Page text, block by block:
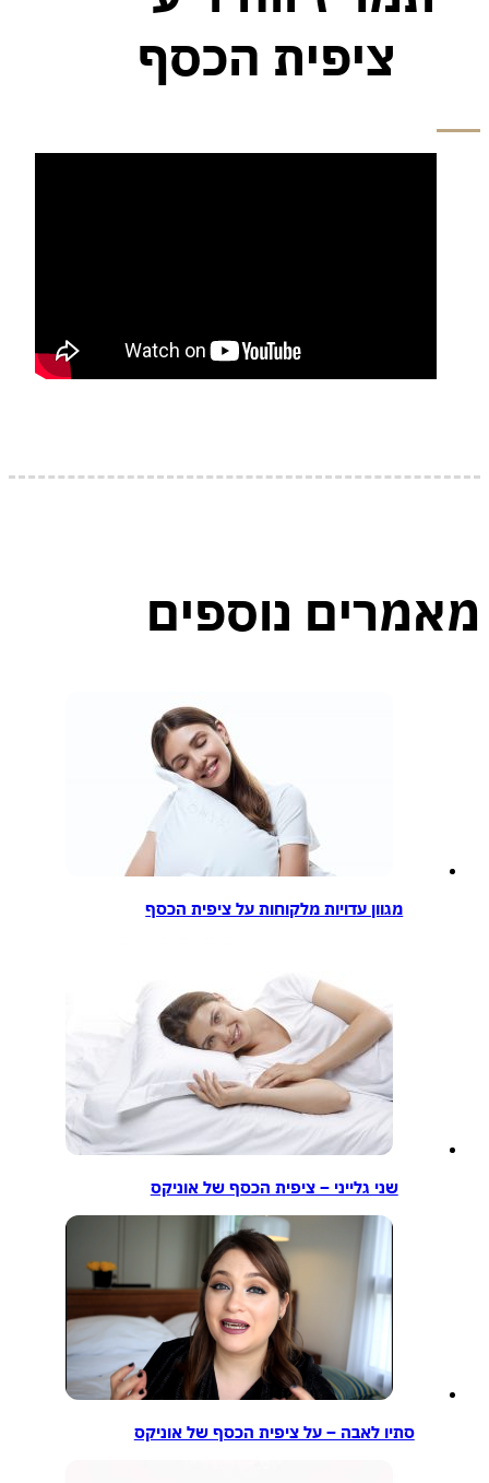
ציפית הכסף
נוספים
מגוון עדויות מלקוחות על ציפית הכסף
שני גלייני – ציפית הכסף של אוניקס
סתיו לאבה – על ציפית הכסף של אוניקס